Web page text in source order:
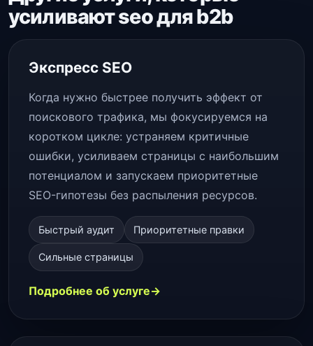
усиливают seo для b2b
Экспресс SEO
Когда нужно быстрее получить эффект от
поискового трафика, мы фокусируемся на
коротком цикле: устраняем критичные
ошибки, усиливаем страницы с наибольшим
потенциалом и запускаем приоритетные
SEO-гипотезы без распыления ресурсов.
Быстрый аудит Приоритетные правки
Сильные страницы
Подробнее об услуге